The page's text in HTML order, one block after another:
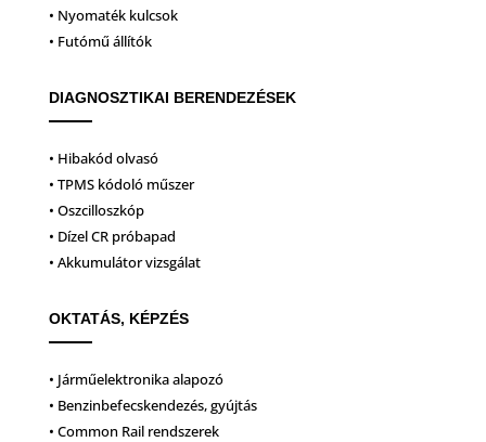
• Nyomaték kulcsok
• Futómű állítók
DIAGNOSZTIKAI BERENDEZÉSEK
• Hibakód olvasó
• TPMS kódoló műszer
• Oszcilloszkóp
• Dízel CR próbapad
• Akkumulátor vizsgálat
OKTATÁS, KÉPZÉS
• Járműelektronika alapozó
• Benzinbefecskendezés, gyújtás
• Common Rail rendszerek